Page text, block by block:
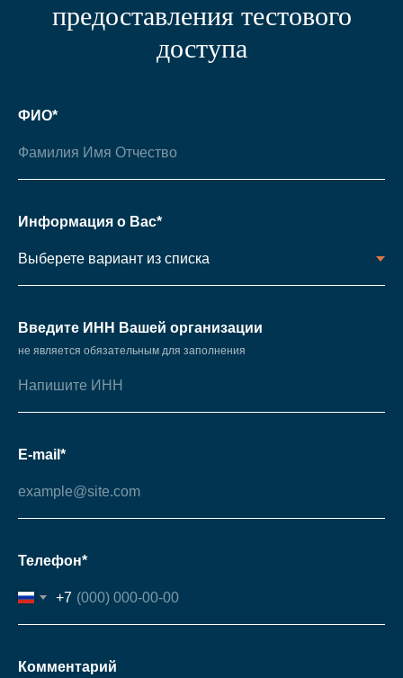
предоставления тестового
доступа
ФИО*
Информация о Вас*
Введите ИНН Вашей организации
не является обязательным для заполнения
E-mail*
Телефон*
+7
Комментарий